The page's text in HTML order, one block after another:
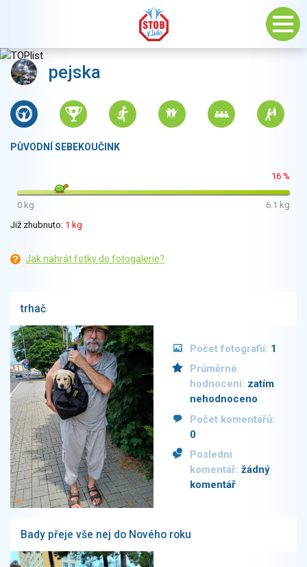
pejska
PŮVODNÍ SEBEKOUČINK
16 %
0 kg
6.1 kg
Již zhubnuto: 1 kg
Jak nahrát fotky do fotogalerie?
trhač
Počet fotografií: 1
Průměrné
hodnocení: zatím
nehodnoceno
Počet komentářů:
0
Poslední
komentář: žádný
komentář
Bady přeje vše nej do Nového roku